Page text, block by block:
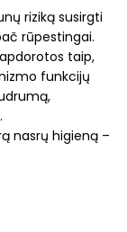
riziką susirgti
rūpestingai.
taip,
funkcijų
nasrų higieną –